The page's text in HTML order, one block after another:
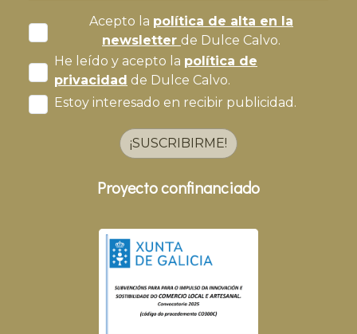
Acepto la política de alta en la
newsletter de Dulce Calvo.
He leído y acepto la política de
privacidad de Dulce Calvo.
Estoy interesado en recibir publicidad.
¡SUSCRIBIRME!
Proyecto confinanciado